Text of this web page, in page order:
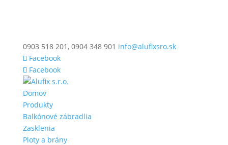
0903 518 201, 0904 348 901 info@alufixsro.sk
Facebook
Facebook
Domov
Produkty
Balkónové zábradlia
Zasklenia
Ploty a brány